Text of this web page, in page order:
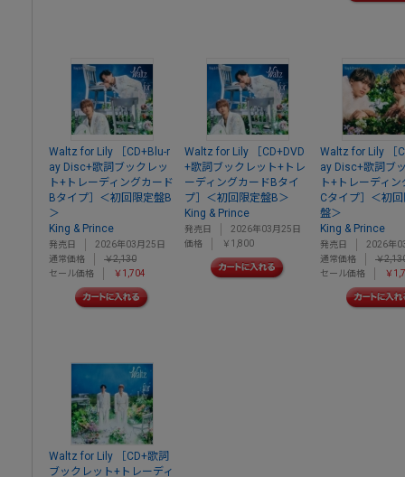
Waltz for Lily ［CD+Blu-r
ay Disc+歌詞ブックレッ
ト+トレーディングカード
Bタイプ］＜初回限定盤B
＞
King & Prince
発売日
2026年03月25日
通常価格
￥2,130
セール価格
￥1,704
Waltz for Lily ［CD+DVD
+歌詞ブックレット+トレ
ーディングカードBタイ
プ］＜初回限定盤B＞
King & Prince
発売日
2026年03月25日
価格
￥1,800
Waltz for Lily ［
ay Disc+歌詞ブ
ト+トレーディ
Cタイプ］＜初
盤＞
King & Prince
発売日
2026年
通常価格
￥
セール価格
￥
Waltz for Lily ［CD+歌詞
ブックレット+トレーディ